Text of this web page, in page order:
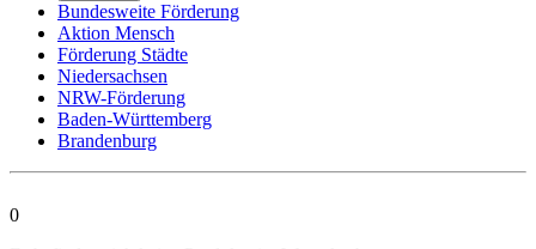
Bundesweite Förderung
Aktion Mensch
Förderung Städte
Niedersachsen
NRW-Förderung
Baden-Württemberg
Brandenburg
0